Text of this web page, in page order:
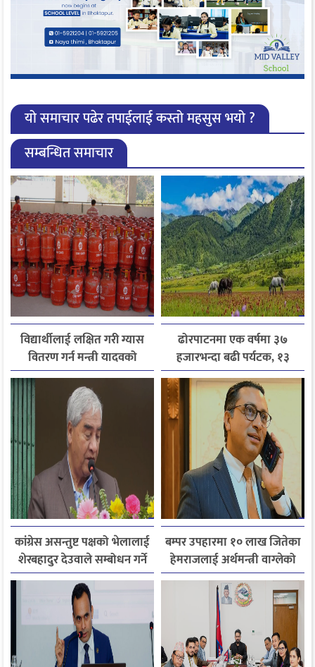
यो समाचार पढेर तपाईलाई कस्तो महसुस भयो ?
सम्बन्धित समाचार
विद्यार्थीलाई लक्षित गरी ग्यास
वितरण गर्न मन्त्री यादवको
निर्देशन
ढोरपाटनमा एक वर्षमा ३७
हजारभन्दा बढी पर्यटक, १३
हजारले बढ्यो आगमन
कांग्रेस असन्तुष्ट पक्षको भेलालाई
शेरबहादुर देउवाले सम्बोधन गर्ने
बम्पर उपहारमा १० लाख जितेका
हेमराजलाई अर्थमन्त्री वाग्लेको
फोन, रुपन्देहीकी सपनाले
जितिन् एक लाख